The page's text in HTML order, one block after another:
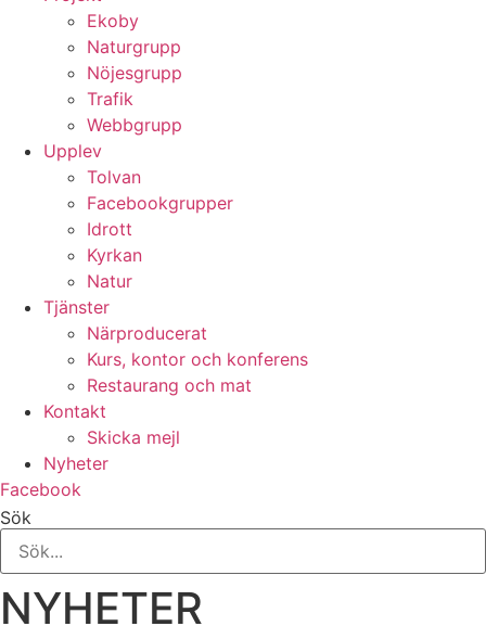
Ekoby
Naturgrupp
Nöjesgrupp
Trafik
Webbgrupp
Upplev
Tolvan
Facebookgrupper
Idrott
Kyrkan
Natur
Tjänster
Närproducerat
Kurs, kontor och konferens
Restaurang och mat
Kontakt
Skicka mejl
Nyheter
Facebook
Sök
NYHETER